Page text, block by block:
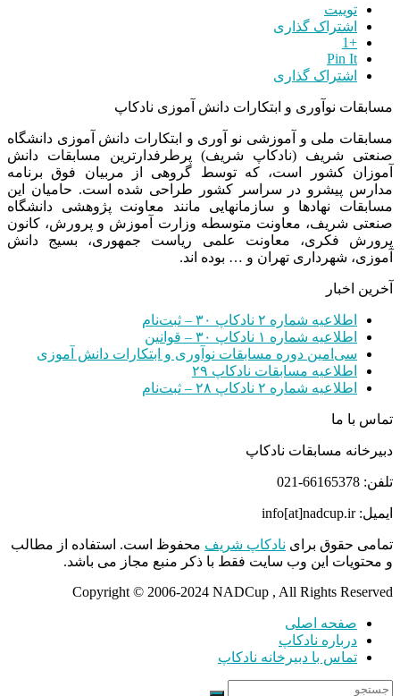
توییت
اشتراک گذاری
+1
Pin It
اشتراک گذاری
مسابقات نوآوری و ابتکارات دانش آموزی نادکاپ
مسابقات ملی و آموزشی نو آوری و ابتکارات دانش آموزی دانشگاه
صنعتی شریف (نادکاپ شریف) پرطرفدارترین مسابقات دانش
آموزان کشور است، که توسط گروهی از مربیان فوق برنامه
مدارس پیشرو در سراسر کشور طراحی شده است. حامیان این
مسابقات نهادها و سازمانهایی مانند معاونت پژوهشی دانشگاه
صنعتی شریف، معاونت متوسطه وزارت آموزش و پرورش، کانون
پرورش فکری، معاونت علمی ریاست جمهوری، بسیج دانش
آموزی، شهرداری تهران و … بوده اند.
آخرین اخبار
اطلاعیه شماره ۲ نادکاپ ۳۰ – ثبت‌نام
اطلاعیه شماره ۱ نادکاپ ۳۰ – قوانین
سی‌امین دوره مسابقات نوآوری و ابتکارات دانش آموزی
اطلاعیه مسابقات نادکاپ ۲۹
اطلاعیه شماره ۲ نادکاپ ۲۸ – ثبت‌نام
تماس با ما
دبیرخانه مسابقات نادکاپ
تلفن: 66165378-021
ایمیل: info[at]nadcup.ir
تمامی حقوق برای نادکاپ شریف محفوظ است. استفاده از مطالب
و محتویات این وب سایت فقط با ذکر منبع مجاز می باشد.
Copyright © 2006-2024 NADCup , All Rights Reserved
صفحه اصلی
درباره نادکاپ
تماس با دبیرخانه نادکاپ